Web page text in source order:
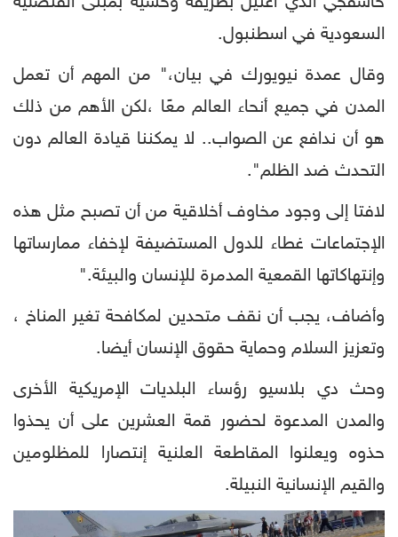
السعودية في اسطنبول.
وقال عمدة نيويورك في بيان،" من المهم أن تعمل
المدن في جميع أنحاء العالم معًا ،لكن الأهم من ذلك
هو أن ندافع عن الصواب.. لا يمكننا قيادة العالم دون
التحدث ضد الظلم".
لافتا إلى وجود مخاوف أخلاقية من أن تصبح مثل هذه
الإجتماعات غطاء للدول المستضيفة لإخفاء ممارساتها
وإنتهاكاتها القمعية المدمرة للإنسان والبيئة."
وأضاف، يجب أن نقف متحدين لمكافحة تغير المناخ ،
وتعزيز السلام وحماية حقوق الإنسان أيضا.
وحث دي بلاسيو رؤساء البلديات الإمريكية الأخرى
والمدن المدعوة لحضور قمة العشرين على أن يحذوا
حذوه ويعلنوا المقاطعة العلنية إنتصارا للمظلومين
والقيم الإنسانية النبيلة.